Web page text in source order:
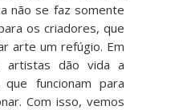
não se faz somente
os criadores, que
arte um refúgio. Em
dão vida a
funcionam para
Com isso, vemos